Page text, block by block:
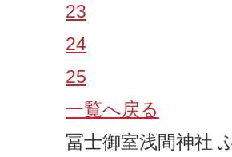
23
24
25
一覧へ戻る
冨士御室浅間神社